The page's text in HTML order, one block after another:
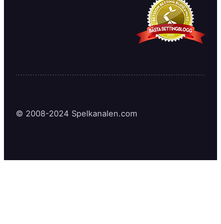
© 2008-2024 Spelkanalen.com